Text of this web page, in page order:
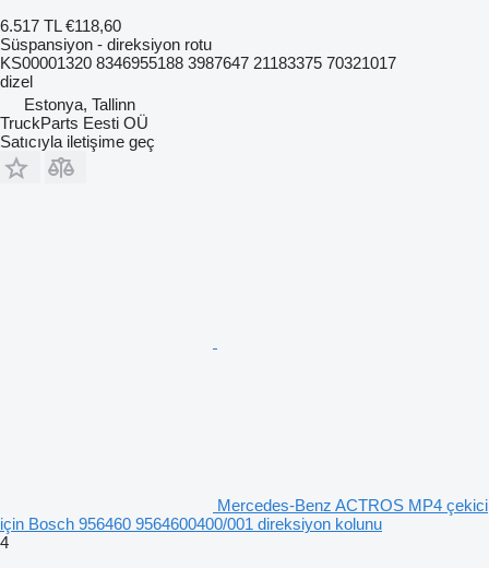
6.517 TL €118,60
Süspansiyon - direksiyon rotu
KS00001320 8346955188 3987647 21183375 70321017
dizel
Estonya, Tallinn
TruckParts Eesti OÜ
Satıcıyla iletişime geç
Mercedes-Benz ACTROS MP4 çekici
için Bosch 956460 9564600400/001 direksiyon kolunu
4